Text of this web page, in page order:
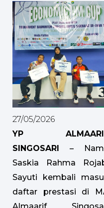
27/05/2026
YP
SINGOSARI–
Saskia Rahma
Sayuti kembali
daftar prestasi di